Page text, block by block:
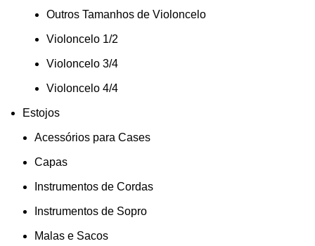
Outros Tamanhos de Violoncelo
Violoncelo 1/2
Violoncelo 3/4
Violoncelo 4/4
Estojos
Acessórios para Cases
Capas
Instrumentos de Cordas
Instrumentos de Sopro
Malas e Sacos